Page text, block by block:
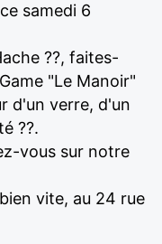
samedi 6
??, faites-
"Le Manoir"
d'un verre, d'un
??.
vous sur notre
vite, au 24 rue